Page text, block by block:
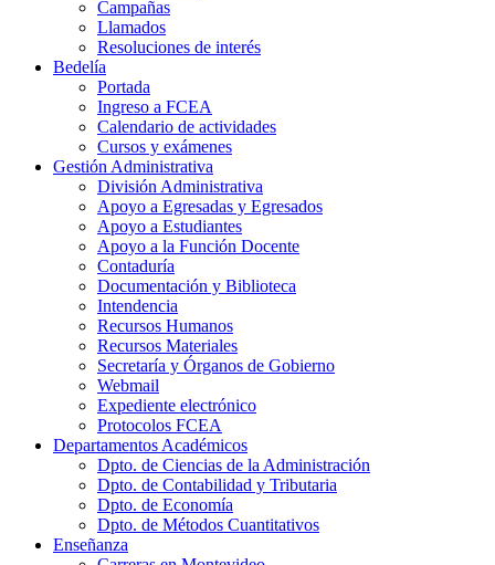
Campañas
Llamados
Resoluciones de interés
Bedelía
Portada
Ingreso a FCEA
Calendario de actividades
Cursos y exámenes
Gestión Administrativa
División Administrativa
Apoyo a Egresadas y Egresados
Apoyo a Estudiantes
Apoyo a la Función Docente
Contaduría
Documentación y Biblioteca
Intendencia
Recursos Humanos
Recursos Materiales
Secretaría y Órganos de Gobierno
Webmail
Expediente electrónico
Protocolos FCEA
Departamentos Académicos
Dpto. de Ciencias de la Administración
Dpto. de Contabilidad y Tributaria
Dpto. de Economía
Dpto. de Métodos Cuantitativos
Enseñanza